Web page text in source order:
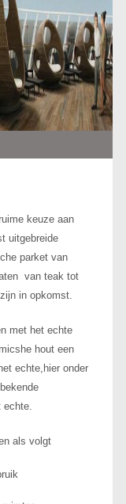
keuze aan
uitgebreide
parket van
van teak tot
in opkomst.
met het echte
hout een
echte,hier onder
echte.
als volgt